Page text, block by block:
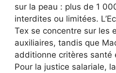
sur la peau : plus de 1
interdites ou limitées.
Tex se concentre sur les
auxiliaires, tandis que
additionne critères santé
Pour la justice salariale,